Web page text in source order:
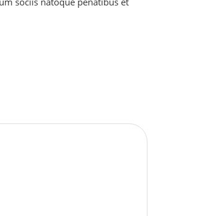
sociis natoque penatibus et